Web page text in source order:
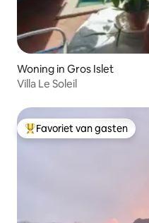
Woning in Gros Islet
Villa Le Soleil
Topfavoriet van gasten
Favoriet van gasten